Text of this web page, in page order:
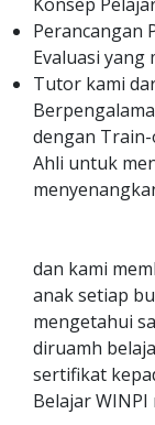
Perancangan
Evaluasi yang
Tutor kami
dengan
Ahli untuk
dan kami
anak setiap
mengetahui
diruamh
sertifikat
Belajar WINPI